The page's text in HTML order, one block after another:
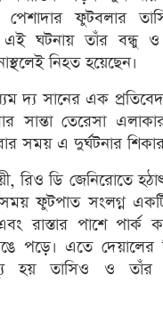
পেশাদার ফুটবলার
ঘটনায় তাঁর বন্ধু ও
নিহত হয়েছেন।
দ্য সানের এক
সান্তা তেরেসা
সময় এ দুর্ঘটনার
রিও ডি জেনিরোতে
ফুটপাত সংলগ্ন একটি
রাস্তার পাশে পার্ক
পড়ে। এতে দেয়ালের
হয় তাসিও ও তাঁর